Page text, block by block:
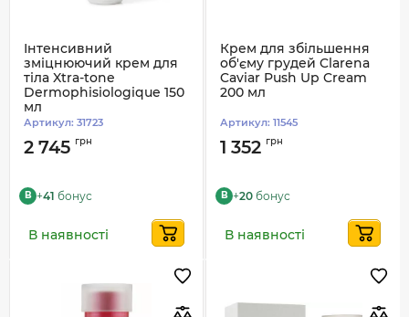
Інтенсивний
зміцнюючий крем для
тіла Xtra-tone
Dermophisiologique 150
мл
Артикул: 31723
2 745 грн
B +41 бонус
В наявності
Крем для збільшення
об'єму грудей Clarena
Caviar Push Up Cream
200 мл
Артикул: 11545
1 352 грн
B +20 бонус
В наявності